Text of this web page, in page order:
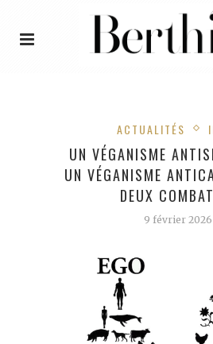
ACTUALITÉS
UN VÉGANISME
UN VÉGANISME
DEUX
9 février 2026